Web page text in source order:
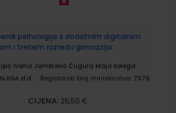
psihologije s dodatnim digitalnim
i trećem razredu gimnazija
Ivana Jambrović Čugura Maja Kolega
d.d. Registarski broj ministarstva: 7076
CIJENA: 25,50 €